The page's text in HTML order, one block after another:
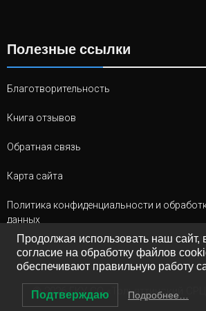
Полезные ссылки
Благотворительность
Книга отзывов
Обратная связь
Карта сайта
Политика конфиденциальности и
данных
© 2026 ГКУ СО «Тольяттинский
Продолжая использовать наш сайт,
согласие на обработку файлов
обеспечивают правильную работу
Подтверждаю Подробнее…